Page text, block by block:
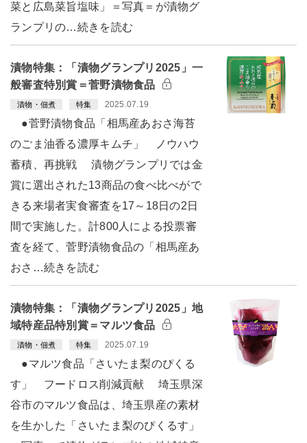
菜と広島菜旨塩味」＝写真＝が漬物グ
ランプリの…続きを読む
漬物特集：「漬物グランプリ2025」一
般審査特別賞＝菅野漬物食品
漬物・佃煮 特集 2025.07.19
●菅野漬物食品「相馬産あおさ海苔
のごま油香る濃厚キムチ」 ノウハウ
蓄積、再挑戦 漬物グランプリでは金
賞に選出された13商品の食べ比べがで
きる来場者実食審査を17～18日の2日
間で実施した。計800人による投票審
査を経て、菅野漬物食品の「相馬産あ
おさ…続きを読む
漬物特集：「漬物グランプリ2025」地
域特産品特別賞＝マルツ食品
漬物・佃煮 特集 2025.07.19
●マルツ食品「さいたま梨のぴくる
す」 フードロス削減貢献 埼玉県深
谷市のマルツ食品は、埼玉県産の素材
を生かした「さいたま梨のぴくるす」